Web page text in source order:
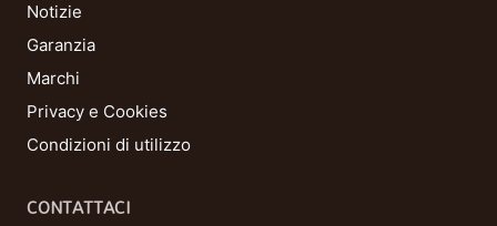
Notizie
Garanzia
Marchi
Privacy e Cookies
Condizioni di utilizzo
CONTATTACI